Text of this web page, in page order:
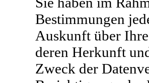
Bestimmungen
Auskunft über
deren Herkunft
Zweck der